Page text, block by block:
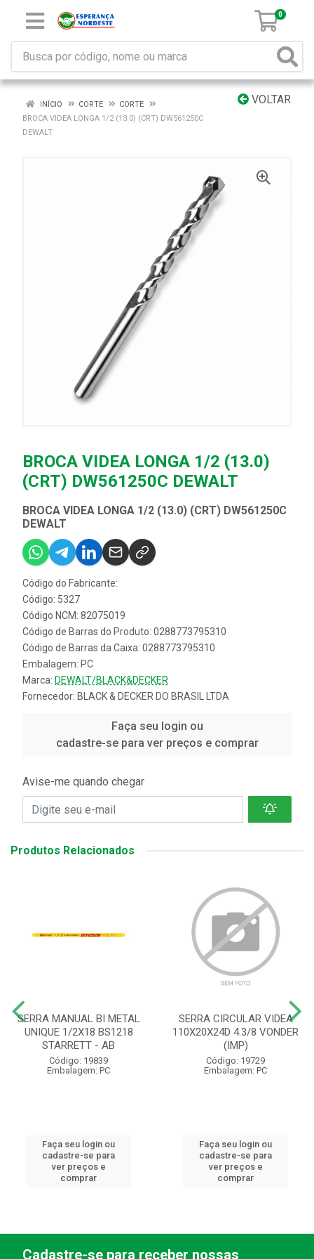
0
VOLTAR
INÍCIO CORTE
CORTE
BROCA VIDEA LONGA 1/2 (13.0) (CRT) DW561250C
DEWALT
BROCA VIDEA LONGA 1/2 (13.0)
(CRT) DW561250C DEWALT
BROCA VIDEA LONGA 1/2 (13.0) (CRT) DW561250C
DEWALT
Código do Fabricante:
Código: 5327
Código NCM: 82075019
Código de Barras do Produto: 0288773795310
Código de Barras da Caixa: 0288773795310
Embalagem: PC
Marca: DEWALT/BLACK&DECKER
Fornecedor: BLACK & DECKER DO BRASIL LTDA
Faça seu login ou
cadastre-se para ver preços e comprar
Avise-me quando chegar
Produtos Relacionados
SERRA MANUAL BI METAL
UNIQUE 1/2X18 BS1218
STARRETT - AB
Código: 19839
Embalagem: PC
Faça seu login ou
cadastre-se para
ver preços e
comprar
SERRA CIRCULAR VIDEA
110X20X24D 4.3/8 VONDER
(IMP)
Código: 19729
Embalagem: PC
Faça seu login ou
cadastre-se para
ver preços e
comprar
Cadastre-se para receber nossas